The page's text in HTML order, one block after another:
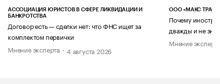
АССОЦИАЦИЯ ЮРИСТОВ В СФЕРЕ ЛИКВИДАЦИИ И
БАНКРОТСТВА
Договор есть — сделки нет: что ФНС ищет за
комплектом первички
Мнение эксперта
4 августа 2026
ООО «МАКС ТРАСТ»
Почему
дважды и не
Мнение